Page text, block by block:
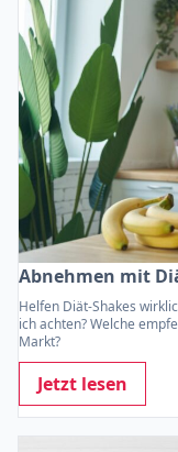
Abnehmen mit
Helfen Diät-Shakes
ich achten? Welche
Markt?
Jetzt lesen